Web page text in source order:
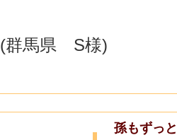
(群馬県 S様)
孫もずっ